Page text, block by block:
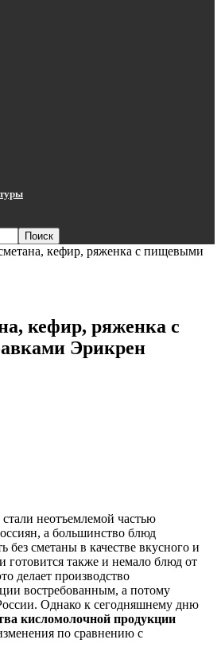
кефир, ряженка с пищевыми
кефир, ряженка с
Эрикрен
неотъемлемой частью
а большинство блюд
без сметаны в качестве вкусного и
готовится также и немало блюд от
делает производство
востребованным, а потому
Однако к сегодняшнему дню
кисломолочной продукции
по сравнению с